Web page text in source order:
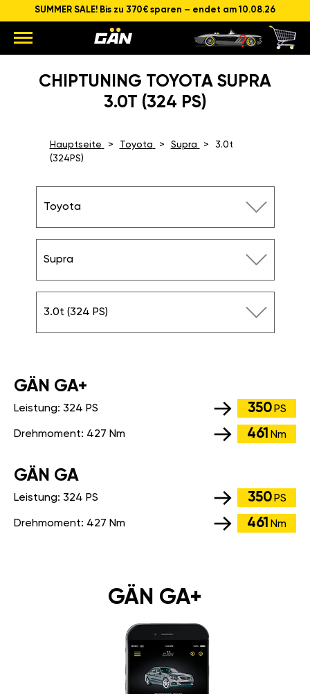
SUMMER SALE! Bis zu 370€ sparen – endet am 10.08.26
CHIPTUNING TOYOTA SUPRA
3.0T (324 PS)
Hauptseite Toyota Supra
3.0t
(324PS)
Toyota
Supra
3.0t (324 PS)
GÄN GA+
Leistung: 324 PS 350 PS
Drehmoment: 427 Nm 461 Nm
GÄN GA
Leistung: 324 PS 350 PS
Drehmoment: 427 Nm 461 Nm
GÄN GA+